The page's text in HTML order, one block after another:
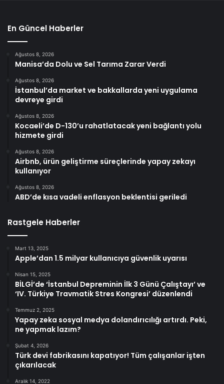
En Güncel Haberler
Ağustos 8, 2026
Manisa’da Dolu ve Sel Tarıma Zarar Verdi
Ağustos 8, 2026
İstanbul’da market ve bakkallarda yeni uygulama
devreye girdi
Ağustos 8, 2026
Kocaeli’de D-130’u rahatlatacak yeni bağlantı yolu
hizmete girdi
Ağustos 8, 2026
Airbnb, ürün geliştirme süreçlerinde yapay zekayı
kullanıyor
Ağustos 8, 2026
ABD’de kısa vadeli enflasyon beklentisi geriledi
Rastgele Haberler
Mart 13, 2025
Apple’dan 1.5 milyar kullanıcıya güvenlik uyarısı
Nisan 15, 2025
BİLGİ’de ‘İstanbul Depreminin İlk 3 Günü Çalıştayı’ ve
‘IV. Türkiye Travmatik Stres Kongresi’ düzenlendi
Temmuz 2, 2025
Yapay zeka sosyal medya dolandırıcılığı artırdı. Peki,
ne yapmak lazım?
Şubat 4, 2026
Türk devi fabrikasını kapatıyor! Tüm çalışanlar işten
çıkarılacak
Aralık 14, 2022